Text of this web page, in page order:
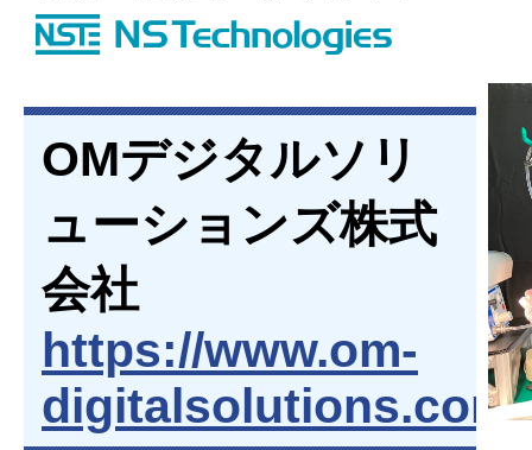
OMデジタルソリ
ューションズ株式
会社
https://www.om-